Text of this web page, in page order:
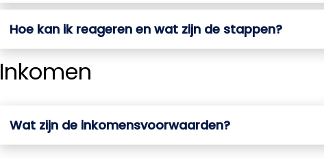
Hoe kan ik reageren en wat zijn de stappen?
Inkomen
Wat zijn de inkomensvoorwaarden?